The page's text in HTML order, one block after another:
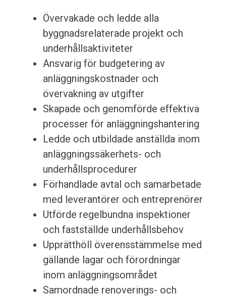
Övervakade och ledde alla
byggnadsrelaterade projekt och
underhållsaktiviteter
Ansvarig för budgetering av
anläggningskostnader och
övervakning av utgifter
Skapade och genomförde effektiva
processer för anläggningshantering
Ledde och utbildade anställda inom
anläggningssäkerhets- och
underhållsprocedurer
Förhandlade avtal och samarbetade
med leverantörer och entreprenörer
Utförde regelbundna inspektioner
och fastställde underhållsbehov
Upprätthöll överensstämmelse med
gällande lagar och förordningar
inom anläggningsområdet
Samordnade renoverings- och